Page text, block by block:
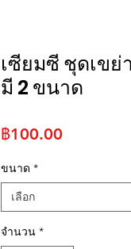
เซียมซี ชุดเข
มี 2 ขนาด
฿100.00
ขนาด *
เลือก
จำนวน *